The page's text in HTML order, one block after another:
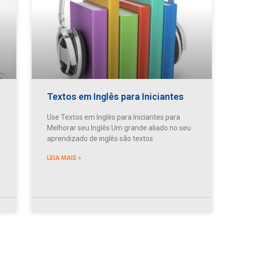
Textos em Inglês para Iniciantes
Use Textos em Inglês para Iniciantes para
Melhorar seu Inglês Um grande aliado no seu
aprendizado de inglês são textos
LEIA MAIS »